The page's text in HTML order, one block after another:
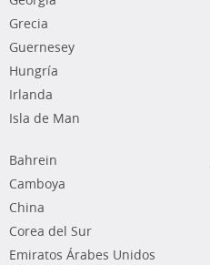
Grecia
Guernesey
Hungría
Irlanda
Isla de Man
Bahrein
Camboya
China
Corea del Sur
Emiratos Árabes Unidos